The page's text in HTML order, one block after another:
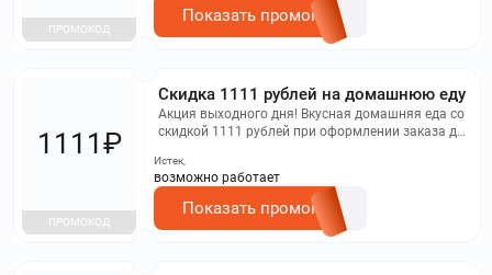
ПРОМОКОД
Показать промокод
Скидка 1111 рублей на домашнюю еду
Акция выходного дня! Вкусная домашняя еда со
скидкой 1111 рублей при оформлении заказа до
картами ТБанка, действует только для линеек
питания Приём 2, Приём 3, Приём 4, Приём 5.
1111₽
ПРОМОКОД
Истек,
возможно работает
Показать промокод